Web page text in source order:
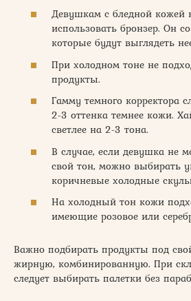
Девушкам с бледной кожей
использовать бронзер. Он
которые будут выглядеть
При холодном тоне не
продукты.
Гамму темного корректора
2-3 оттенка темнее кожи.
светлее на 2-3 тона.
В случае, если девушка не
свой тон, можно выбирать
коричневые холодные
На холодный тон кожи
имеющие розовое или
Важно подбирать продукты под
жирную, комбинированную. При
следует выбирать палетки без